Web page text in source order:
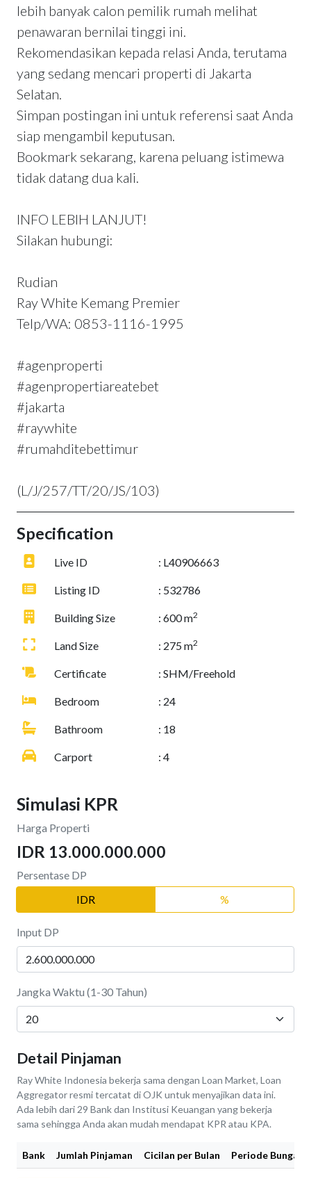
lebih banyak calon pemilik rumah melihat
penawaran bernilai tinggi ini.
Rekomendasikan kepada relasi Anda, terutama
yang sedang mencari properti di Jakarta
Selatan.
Simpan postingan ini untuk referensi saat Anda
siap mengambil keputusan.
Bookmark sekarang, karena peluang istimewa
tidak datang dua kali.
INFO LEBIH LANJUT!
Silakan hubungi:
Rudian
Ray White Kemang Premier
Telp/WA: 0853-1116-1995
#agenproperti
#agenpropertiareatebet
#jakarta
#raywhite
#rumahditebettimur
(L/J/257/TT/20/JS/103)
Specification
Live ID : L40906663
Listing ID : 532786
Building Size : 600 m2
Land Size : 275 m2
Certificate : SHM/Freehold
Bedroom : 24
Bathroom : 18
Carport : 4
Simulasi KPR
Harga Properti
IDR 13.000.000.000
Persentase DP
IDR
%
Input DP
Jangka Waktu (1-30 Tahun)
Detail Pinjaman
Ray White Indonesia bekerja sama dengan Loan Market, Loan
Aggregator resmi tercatat di OJK untuk menyajikan data ini.
Ada lebih dari 29 Bank dan Institusi Keuangan yang bekerja
sama sehingga Anda akan mudah mendapat KPR atau KPA.
Bank Jumlah Pinjaman Cicilan per Bulan Periode Bunga